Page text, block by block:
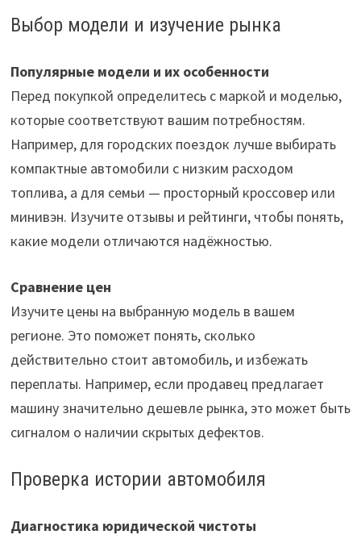
Выбор модели и изучение рынка
Популярные модели и их особенности
Перед покупкой определитесь с маркой и моделью,
которые соответствуют вашим потребностям.
Например, для городских поездок лучше выбирать
компактные автомобили с низким расходом
топлива, а для семьи — просторный кроссовер или
минивэн. Изучите отзывы и рейтинги, чтобы понять,
какие модели отличаются надёжностью.
Сравнение цен
Изучите цены на выбранную модель в вашем
регионе. Это поможет понять, сколько
действительно стоит автомобиль, и избежать
переплаты. Например, если продавец предлагает
машину значительно дешевле рынка, это может быть
сигналом о наличии скрытых дефектов.
Проверка истории автомобиля
Диагностика юридической чистоты